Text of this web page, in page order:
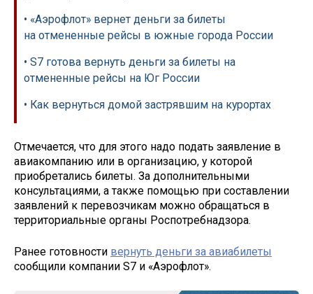
• «Аэрофлот» вернет деньги за билеты
на отмененные рейсы в южные города России
• S7 готова вернуть деньги за билеты на
отмененные рейсы на Юг России
• Как вернуться домой застрявшим на курортах
Отмечается, что для этого надо подать заявление в
авиакомпанию или в организацию, у которой
приобретались билеты. За дополнительными
консультациями, а также помощью при составлении
заявлений к перевозчикам можно обращаться в
территориальные органы Роспотребнадзора.
Ранее готовности вернуть деньги за авиабилеты
сообщили компании S7 и «Аэрофлот».